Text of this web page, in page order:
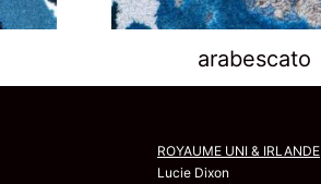
arabescato
ROYAUME UNI & IRLANDE
Lucie Dixon